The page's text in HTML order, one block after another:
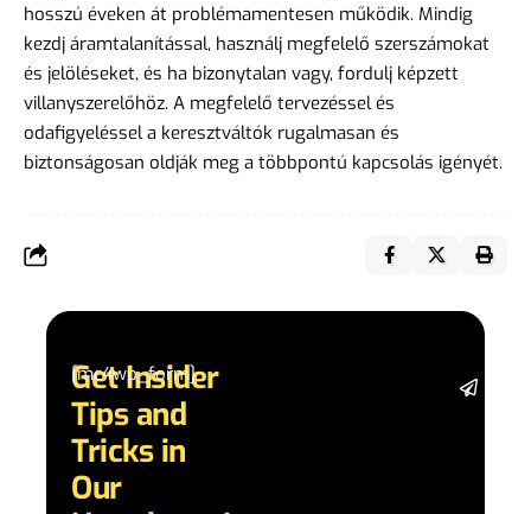
hosszú éveken át problémamentesen működik. Mindig
kezdj áramtalanítással, használj megfelelő szerszámokat
és jelöléseket, és ha bizonytalan vagy, fordulj képzett
villanyszerelőhöz. A megfelelő tervezéssel és
odafigyeléssel a keresztváltók rugalmasan és
biztonságosan oldják meg a többpontú kapcsolás igényét.
Get Insider
Tips and
Tricks in
Our
[mc4wp_form]